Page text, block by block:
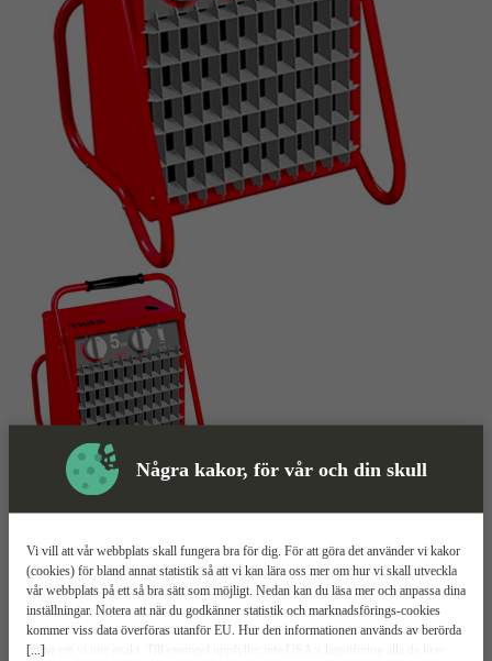
Några kakor, för vår och din skull
[...]
Vi vill att vår webbplats skall fungera bra för dig. För att göra det använder vi kakor
(cookies) för bland annat statistik så att vi kan lära oss mer om hur vi skall utveckla
vår webbplats på ett så bra sätt som möjligt. Nedan kan du läsa mer och anpassa dina
inställningar. Notera att när du godkänner statistik och marknadsförings-cookies
kommer viss data överföras utanför EU. Hur den informationen används av berörda
bolag vet vi inte exakt. Till exempel uppfyller inte USA:s lagstiftning alla de krav
Mer information
Frico P53-0
2 kW effekt
IP44-klassning